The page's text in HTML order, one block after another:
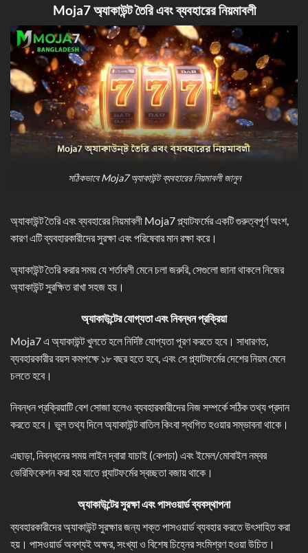
Moja7 অ্যাকাউন্ট তৈরি এবং ব্যবহারের নিয়মাবলী
সঠিকভাবে Moja7 অ্যাকাউন্ট ব্যবহারের নিয়মাবলী জানুন
অ্যাকাউন্ট তৈরি এবং ব্যবহারের নিয়মাবলী Moja7 প্ল্যাটফর্মের একটি গুরুত্বপূর্ণ অংশ,
কারণ এটি ব্যবহারকারীদের সুরক্ষা এবং পরিষেবার মান রক্ষা করে।
অ্যাকাউন্ট তৈরি করার সময় যে শর্তাবলী মেনে চলা জরুরি, সেগুলো জানা থাকলে নিজের
অ্যাকাউন্ট সুরক্ষিত রাখা সহজ হয়।
অ্যাকাউন্টের যোগ্যতা এবং নিবন্ধন প্রক্রিয়া
Moja7 এ অ্যাকাউন্ট খুলতে হলে নির্দিষ্ট যোগ্যতা পূরণ করতে হবে। সাধারণত,
ব্যবহারকারীর বয়স কমপক্ষে ১৮ বছর হতে হবে, এবং সে প্ল্যাটফর্মের দেশের নিয়ম মেনে
চলতে হবে।
নিবন্ধন প্রক্রিয়াটি বেশ সোজা হলেও ব্যবহারকারীদের নিজ সম্পর্কে সঠিক তথ্য প্রদান
করতে হবে। ভুল তথ্য দিলে অ্যাকাউন্ট বাতিল কিংবা স্থগিত হওয়ার সম্ভাবনা থাকে।
এছাড়া, নিবন্ধনের সময় লাইন দ্বারা যাচাই (কেপচা) এবং ইমেল/মোবাইল নম্বর
ভেরিফিকেশন করা হয় যাতে প্ল্যাটফর্মের স্বচ্ছতা বজায় থাকে।
অ্যাকাউন্টের সুরক্ষা এবং পাসওয়ার্ড ব্যবস্থাপনা
ব্যবহারকারীদের অ্যাকাউন্ট সুরক্ষার জন্য শক্ত পাসওয়ার্ড ব্যবহার করতে উৎসাহিত করা
হয়। পাসওয়ার্ড অবশ্যই অক্ষর, সংখ্যা ও বিশেষ চিহ্নের সংমিশ্রণ হওয়া উচিত।